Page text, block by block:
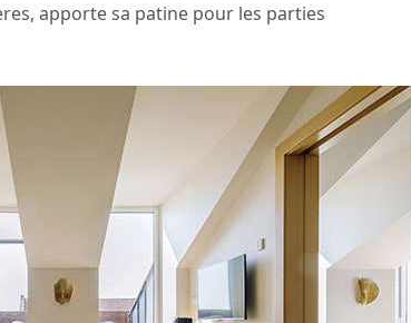
apporte sa patine pour les parties